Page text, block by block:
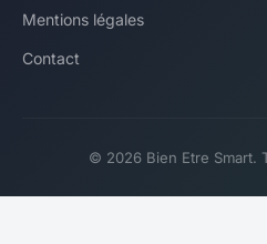
Mentions légales
Contact
© 2026 Bien Etre Smart.